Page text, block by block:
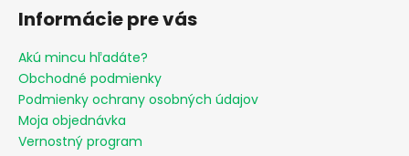
Informácie pre vás
Akú mincu hľadáte?
Obchodné podmienky
Podmienky ochrany osobných údajov
Moja objednávka
Vernostný program